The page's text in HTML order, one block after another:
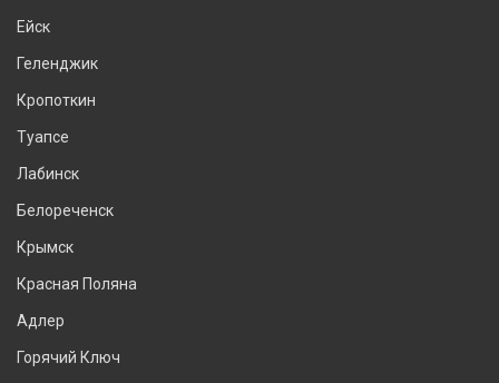
Ейск
Геленджик
Кропоткин
Туапсе
Лабинск
Белореченск
Крымск
Красная Поляна
Адлер
Горячий Ключ